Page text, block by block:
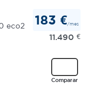
eco2
183 €/mes
11.490 €
Comparar